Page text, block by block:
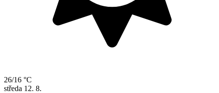
26/16 °C
středa 12. 8.